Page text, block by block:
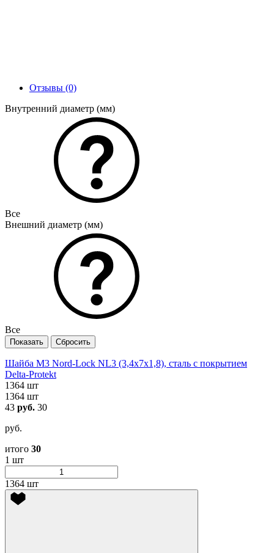
Отзывы (0)
Внутренний диаметр (мм)
Все
Внешний диаметр (мм)
Все
Шайба М3 Nord-Lock NL3 (3,4х7х1,8), сталь с покрытием
Delta-Protekt
1364 шт
1364 шт
43 руб. 30
руб.
итого 30
1 шт
1364 шт